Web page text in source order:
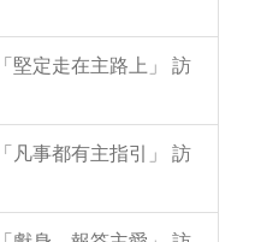
堅定走在主路上」 訪
凡事都有主指引」 訪